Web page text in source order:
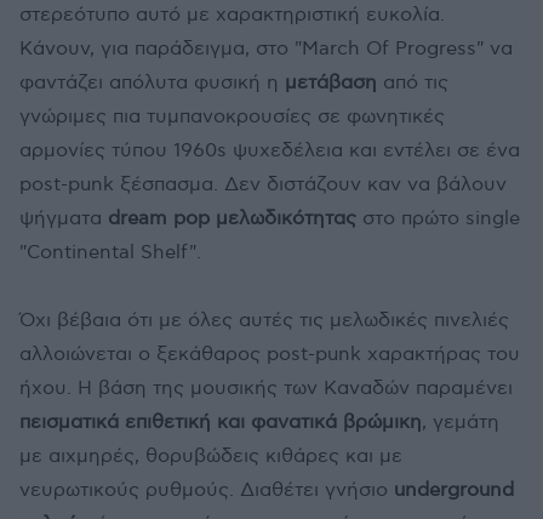
στερεότυπο αυτό με χαρακτηριστική ευκολία.
Κάνουν, για παράδειγμα, στο "March Of Progress" να
φαντάζει απόλυτα φυσική η μετάβαση από τις
γνώριμες πια τυμπανοκρουσίες σε φωνητικές
αρμονίες τύπου 1960s ψυχεδέλεια και εντέλει σε ένα
post-punk ξέσπασμα. Δεν διστάζουν καν να βάλουν
ψήγματα dream pop μελωδικότητας στο πρώτο single
"Continental Shelf".
Όχι βέβαια ότι με όλες αυτές τις μελωδικές πινελιές
αλλοιώνεται ο ξεκάθαρος post-punk χαρακτήρας του
ήχου. Η βάση της μουσικής των Καναδών παραμένει
πεισματικά επιθετική και φανατικά βρώμικη, γεμάτη
με αιχμηρές, θορυβώδεις κιθάρες και με
νευρωτικούς ρυθμούς. Διαθέτει γνήσιο underground